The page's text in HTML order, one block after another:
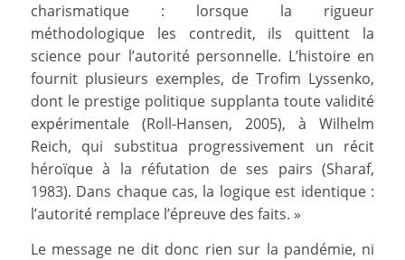
charismatique : lorsque la rigueur
méthodologique les contredit, ils quittent la
science pour l’autorité personnelle. L’histoire en
fournit plusieurs exemples, de Trofim Lyssenko,
dont le prestige politique supplanta toute validité
expérimentale (Roll-Hansen, 2005), à Wilhelm
Reich, qui substitua progressivement un récit
héroïque à la réfutation de ses pairs (Sharaf,
1983). Dans chaque cas, la logique est identique :
l’autorité remplace l’épreuve des faits. »
Le message ne dit donc rien sur la pandémie, ni